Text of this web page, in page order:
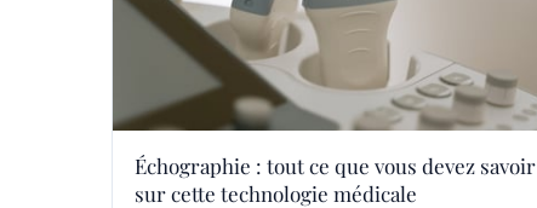
Échographie : tout ce que vous devez savoir
sur cette technologie médicale